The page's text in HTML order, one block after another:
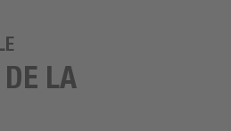
LA